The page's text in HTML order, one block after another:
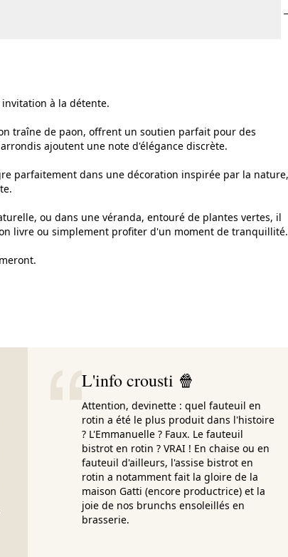
à la détente.
traîne de paon, offrent un soutien parfait pour des
ajoutent une note d'élégance discrète.
parfaitement dans une décoration inspirée par la nature,
ou dans une véranda, entouré de plantes vertes, il
livre ou simplement profiter d'un moment de tranquillité.
L'info crousti 🍿
Attention, devinette : quel fauteuil en
rotin a été le plus produit dans l'histoire
? L'Emmanuelle ? Faux. Le fauteuil
bistrot en rotin ? VRAI ! En chaise ou en
fauteuil d'ailleurs, l'assise bistrot en
rotin a notamment fait la gloire de la
maison Gatti (encore productrice) et la
joie de nos brunchs ensoleillés en
brasserie.